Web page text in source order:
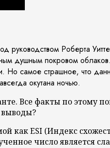
руководством Роберта
душным покровом
самое страшное, что
окутана ночью.
Все факты по этому
как ESI (Индекс
число является